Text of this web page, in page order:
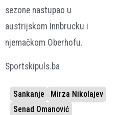
sezone nastupao u
austrijskom Innbrucku i
njemačkom Oberhofu.
Sportskipuls.ba
Sankanje
Mirza Nikolajev
Senad Omanović